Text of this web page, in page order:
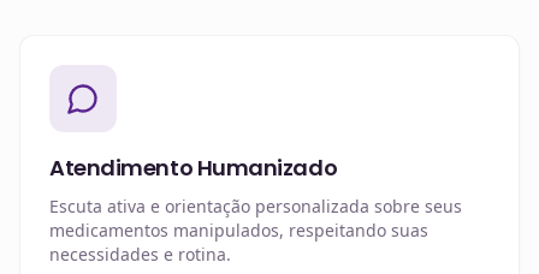
Atendimento Humanizado
Escuta ativa e orientação personalizada sobre seus
medicamentos manipulados, respeitando suas
necessidades e rotina.